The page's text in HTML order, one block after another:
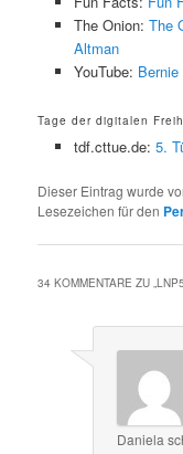
The Onion: The
Altman
YouTube:
Tage der digitalen
tdf.cttue.de: 5.
Dieser Eintrag wurde
Lesezeichen für den
34 KOMMENTARE ZU „
Daniela